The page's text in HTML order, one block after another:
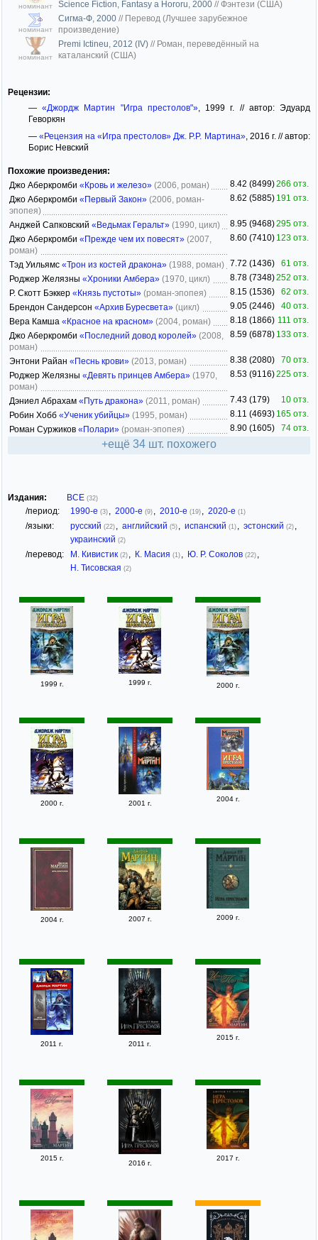
номинант
Science Fiction, Fantasy a Hororu, 2000 //Фэнтези (США)
номинант
Сигма-Ф, 2000 // Перевод (Лучшее зарубежное
произведение)
номинант
Premi Ictineu, 2012 (IV) // Роман, переведённый на
каталанский (США)
Рецензии:
—«Джордж Мартин "Игра престолов"», 1999 г. // автор: Эдуард
Геворкян
— «Рецензия на «Игра престолов» Дж. Р.Р. Мартина», 2016 г. // автор:
Борис Невский
Похожие произведения:
Джо Аберкромби «Кровь и железо» (2006, роман) 8.42 (8499)266 отз.
Джо Аберкромби «Первый Закон» (2006, роман-
эпопея)
8.62 (5885) 191 отз.
Анджей Сапковский «Ведьмак Геральт» (1990, цикл) 8.95 (9468)295 отз.
Джо Аберкромби «Прежде чем их повесят» (2007,
роман)
8.60 (7410) 123 отз.
Тэд Уильямс «Трон из костей дракона» (1988, роман) 7.72 (1436)
61 отз.
Роджер Желязны «Хроники Амбера» (1970, цикл) 8.78 (7348)252 отз.
Р. Скотт Бэккер «Князь пустоты» (роман-эпопея) 8.15 (1536)
62 отз.
Брендон Сандерсон «Архив Буресвета» (цикл) 9.05 (2446)
40 отз.
Вера Камша «Красное на красном» (2004, роман) 8.18 (1866) 111 отз.
Джо Аберкромби «Последний довод королей» (2008,
роман)
8.59 (6878) 133 отз.
Энтони Райан «Песнь крови» (2013, роман) 8.38 (2080)
70 отз.
Роджер Желязны «Девять принцев Амбера» (1970,
роман)
8.53 (9116)225 отз.
Дэниел Абрахам «Путь дракона» (2011, роман) 7.43 (179)
10 отз.
Робин Хобб «Ученик убийцы» (1995, роман) 8.11 (4693) 165 отз.
Роман Суржиков «Полари» (роман-эпопея) 8.90 (1605) 74 отз.
+ещё 34 шт. похожего
Издания: ВСЕ (32)
/период: 1990-е (3) , 2000-е (9) , 2010-е (19) , 2020-е (1)
/языки: русский (22) , английский (5) , испанский (1) , эстонский (2) ,
украинский (2)
/перевод: М. Кивистик (2) , К. Масия (1) , Ю. Р. Соколов (22) ,
Н. Тисовская (2)
1999 г. 1999 г. 2000 г.
2000 г. 2001 г.
2004 г.
2004 г. 2007 г. 2009 г.
2011 г. 2011 г.
2015 г.
2015 г.
2016 г.
2017 г.